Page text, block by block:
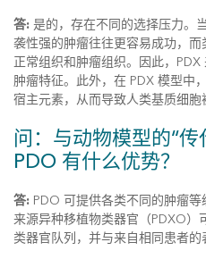
答: 是的，存在不同的选择压力。
袭性强的肿瘤往往更容易成功，
正常组织和肿瘤组织。因此，
肿瘤特征。此外，在 PDX 模型中
宿主元素，从而导致人类基质细胞
问：与动物模型的“
PDO 有什么优势？
答: PDO 可提供各类不同的肿瘤
来源异种移植物类器官（PDXO）
类器官队列，并与来自相同患者的